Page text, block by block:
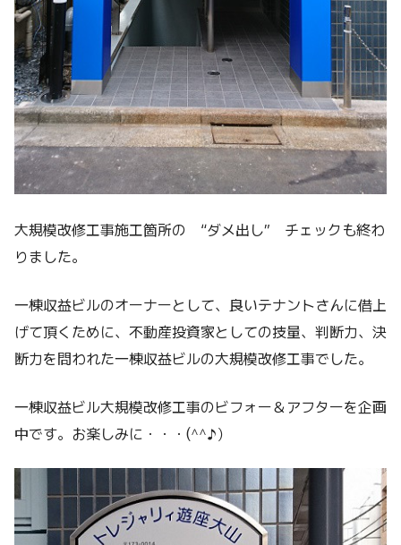
大規模改修工事施工箇所の “ダメ出し” チェックも終わ
りました。
一棟収益ビルのオーナーとして、良いテナントさんに借上
げて頂くために、不動産投資家としての技量、判断力、決
断力を問われた一棟収益ビルの大規模改修工事でした。
一棟収益ビル大規模改修工事のビフォー＆アフターを企画
中です。お楽しみに・・・(^^♪）